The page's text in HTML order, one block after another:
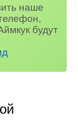
наше
будут